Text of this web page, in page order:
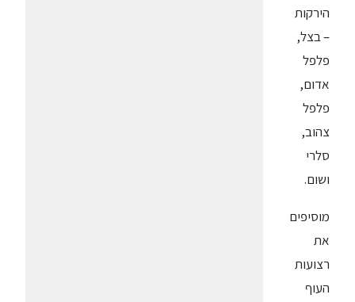
הירקות
– בצל,
פלפל
אדום,
פלפל
צהוב,
סלרי
ושום.
מוסיפים
את
רצועות
העוף